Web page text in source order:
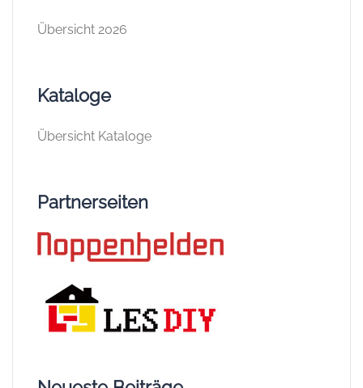
Übersicht 2026
Kataloge
Übersicht Kataloge
Partnerseiten